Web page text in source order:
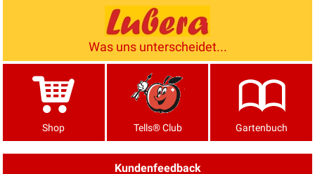
Was uns unterscheidet...
Shop Tells® Club Gartenbuch
Kundenfeedback